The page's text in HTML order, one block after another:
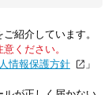
紹介しています。
ください。
情報保護方針
」